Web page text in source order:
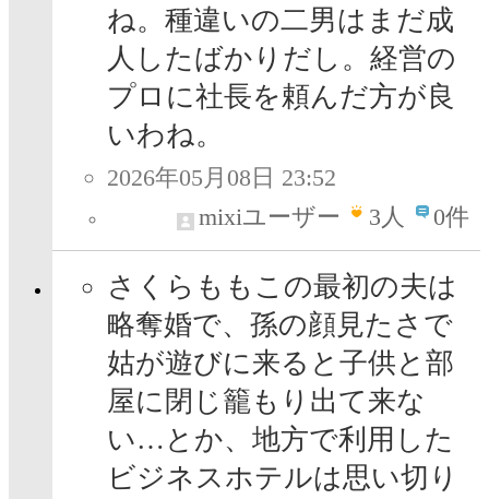
ね。種違いの二男はまだ成
人したばかりだし。経営の
プロに社長を頼んだ方が良
いわね。
2026年05月08日 23:52
mixiユーザー
3人 0件
さくらももこの最初の夫は
略奪婚で、孫の顔見たさで
姑が遊びに来ると子供と部
屋に閉じ籠もり出て来な
い…とか、地方で利用した
ビジネスホテルは思い切り